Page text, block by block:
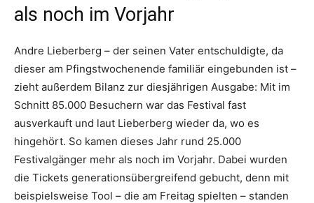
als noch im Vorjahr
Andre Lieberberg – der seinen Vater entschuldigte, da
dieser am Pfingstwochenende familiär eingebunden ist –
zieht außerdem Bilanz zur diesjährigen Ausgabe: Mit im
Schnitt 85.000 Besuchern war das Festival fast
ausverkauft und laut Lieberberg wieder da, wo es
hingehört. So kamen dieses Jahr rund 25.000
Festivalgänger mehr als noch im Vorjahr. Dabei wurden
die Tickets generationsübergreifend gebucht, denn mit
beispielsweise Tool – die am Freitag spielten – standen